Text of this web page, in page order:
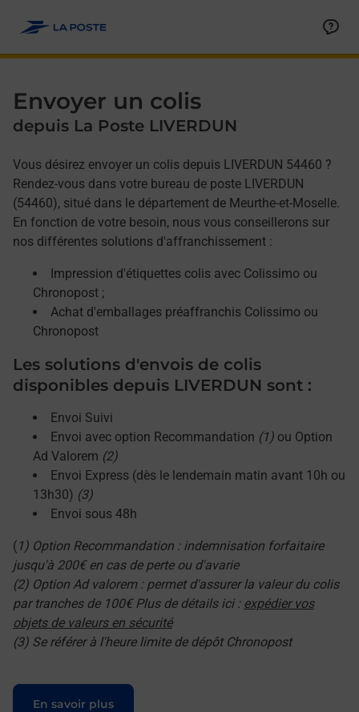
Envoyer un colis
depuis La Poste LIVERDUN
Vous désirez envoyer un colis depuis LIVERDUN 54460 ?
Rendez-vous dans votre bureau de poste LIVERDUN
(54460), situé dans le département de Meurthe-et-Moselle.
En fonction de votre besoin, nous vous conseillerons sur
nos différentes solutions d'affranchissement :
Impression d'étiquettes colis avec Colissimo ou
Chronopost ;
Achat d'emballages préaffranchis Colissimo ou
Chronopost
Les solutions d'envois de colis
disponibles depuis LIVERDUN sont :
Envoi Suivi
Envoi avec option Recommandation (1) ou Option
Ad Valorem (2)
Envoi Express (dès le lendemain matin avant 10h ou
13h30) (3)
Envoi sous 48h
( 1) Option Recommandation : indemnisation forfaitaire
jusqu'à 200€ en cas de perte ou d'avarie
(2) Option Ad valorem : permet d'assurer la valeur du colis
par tranches de 100€ Plus de détails ici : expédier vos
objets de valeurs en sécurité
(3) Se référer à l'heure limite de dépôt Chronopost
En savoir plus
Le lien s'ouvre dans un nouvel onglet